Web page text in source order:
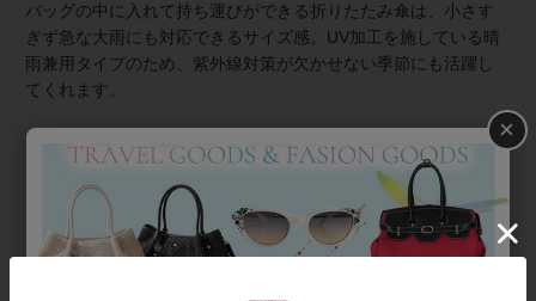
バッグの中に入れて持ち運びができる折りたたみ傘は、小さす
ぎず急な大雨にも対応できるサイズ感。UV加工を施している晴
雨兼用タイプのため、紫外線対策が欠かせない季節にも活躍し
てくれます。
裏側の生地が黒いため、紫外線を吸収して照り返しを防ぎ、眩
しさを軽減し、光の反射を抑えるため、目への負担が少なく視
界が快適になります。また太陽熱を吸収・遮断するため、木陰
にいるような涼しさを感じられます。
×